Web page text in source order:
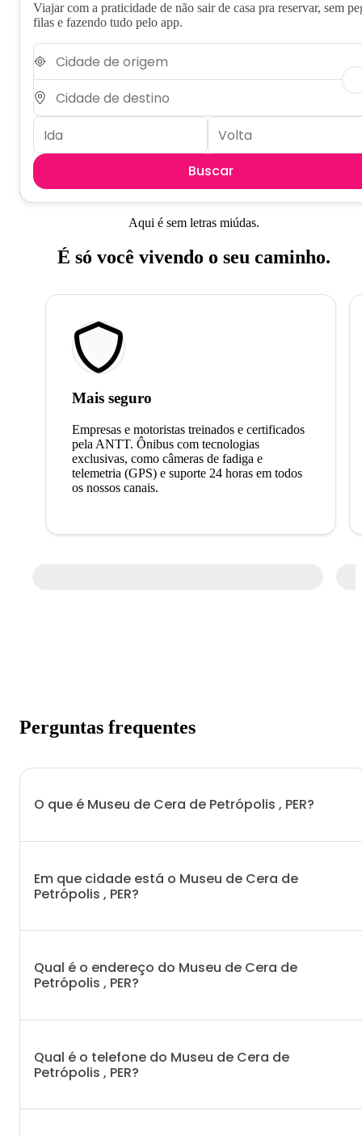
Viajar com a praticidade de não sair de casa pra reservar, sem
filas e fazendo tudo pelo app.
Buscar
Aqui é sem letras miúdas.
É só você vivendo o seu caminho.
Mais seguro
Empresas e motoristas treinados e certificados
pela ANTT. Ônibus com tecnologias
exclusivas, como câmeras de fadiga e
telemetria (GPS) e suporte 24 horas em todos
os nossos canais.
Perguntas frequentes
O que é Museu de Cera de Petrópolis , PER?
Em que cidade está o Museu de Cera de
Petrópolis , PER?
Qual é o endereço do Museu de Cera de
Petrópolis , PER?
Qual é o telefone do Museu de Cera de
Petrópolis , PER?